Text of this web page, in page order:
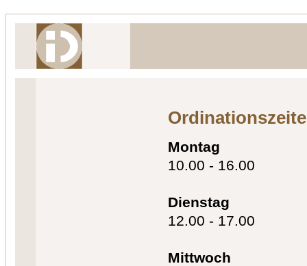
Montag
10.00 - 16.00
Dienstag
12.00 - 17.00
Mittwoch